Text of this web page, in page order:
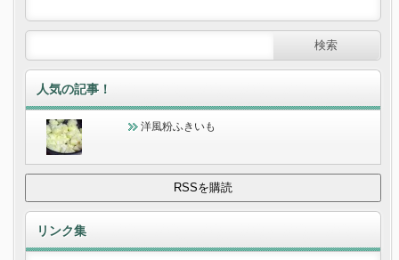
人気の記事！
洋風粉ふきいも
リンク集